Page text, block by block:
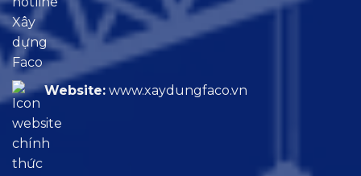
Website: www.xaydungfaco.vn